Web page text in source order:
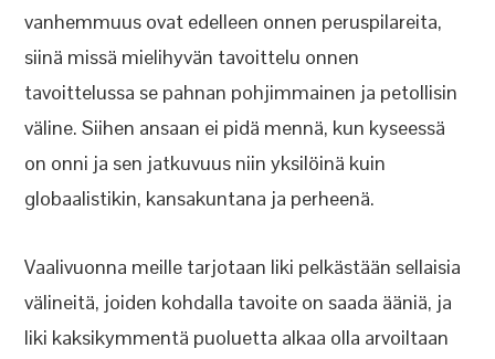
vanhemmuus ovat edelleen onnen peruspilareita,
siinä missä mielihyvän tavoittelu onnen
tavoittelussa se pahnan pohjimmainen ja petollisin
väline. Siihen ansaan ei pidä mennä, kun kyseessä
on onni ja sen jatkuvuus niin yksilöinä kuin
globaalistikin, kansakuntana ja perheenä.
Vaalivuonna meille tarjotaan liki pelkästään sellaisia
välineitä, joiden kohdalla tavoite on saada ääniä, ja
liki kaksikymmentä puoluetta alkaa olla arvoiltaan